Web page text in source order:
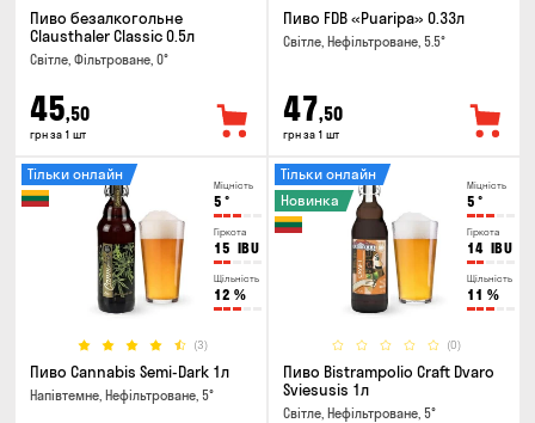
Пиво безалкогольне
Clausthaler Classic 0.5л
Світле, Фільтроване, 0°
45,50
грн за 1 шт
Пиво FDB «Puaripa» 0.33л
Світле, Нефільтроване, 5.5°
47,50
грн за 1 шт
Міцність
5 °
Гіркота
15 IBU
Щільність
12 %
(3)
Тільки онлайн
Пиво Cannabis Semi-Dark 1л
Напівтемне, Нефільтроване, 5°
Міцність
5 °
Гіркота
14 IBU
Щільність
11 %
(0)
Тільки онлайн
Новинка
Пиво Bistrampolio Craft Dvaro
Sviesusis 1л
Світле, Нефільтроване, 5°